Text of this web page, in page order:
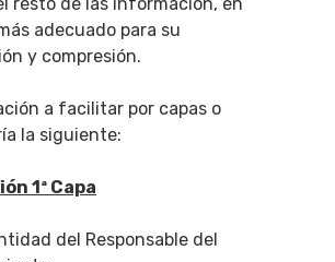
adecuado para su
y compresión.
a facilitar por capas o
la siguiente:
1ª Capa
del Responsable del